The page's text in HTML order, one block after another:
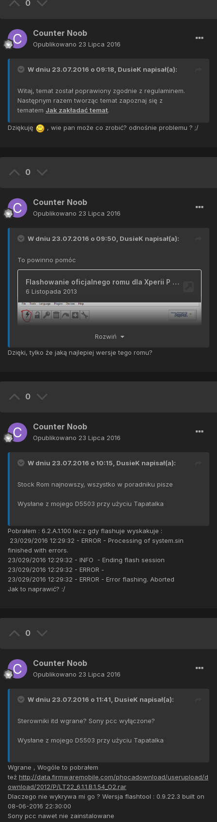
0
Counter Noob
Opublikowano 23 Lipca 2016
W dniu 23.07.2016 o 09:18, DusieK napisał(a):
Witaj, temat został poprawiony zgodnie z regulaminem.
Następnym razem tworząc temat zapoznaj się z
tematem Jak zakładać temat.
Dziękuję , wie pan może co zrobić? odnośnie problemu ? ;/
0
Counter Noob
Opublikowano 23 Lipca 2016
W dniu 23.07.2016 o 09:50, DusieK napisał(a):
To powinno pomóc
Wysłane z mojego D5503 przy użyciu Tapatalka
Rozwiń
Dzięki, tylko że jaką najlepiej wersje tego romu?
0
Counter Noob
Opublikowano 23 Lipca 2016
W dniu 23.07.2016 o 10:15, DusieK napisał(a):
Stock Rom najnowszy, wszystko w poradniku pisze
Wysłane z mojego D5503 przy użyciu Tapatalka
Pobrałem : 6.2.A.1.100 lecz gdy flashuje wyskakuje :
23/029/2016 12:29:32 - ERROR - Processing of system.sin
finished with errors.
23/029/2016 12:29:32 - INFO - Ending flash session
23/029/2016 12:29:32 - ERROR -
23/029/2016 12:29:32 - ERROR - Error flashing. Aborted
Jak to naprawić? :/
0
Counter Noob
Opublikowano 23 Lipca 2016
W dniu 23.07.2016 o 11:41, DusieK napisał(a):
Sterowniki itd wgrane? Sony pcc wyłączone?
Wysłane z mojego D5503 przy użyciu Tapatalka
Wgrane , Wogóle to pobrałem
też http://data.firmwaremobile.com/phocadownload/userupload/d
ownload/2012/P/LT22_6.1.1.B.1.54_O2.rar
Dlaczego nie wykrywa mi go ? Wersja flashtool : 0.9.22.3 built on
08-06-2016 22:30:00
Sony pcc nawet nie zainstalowane